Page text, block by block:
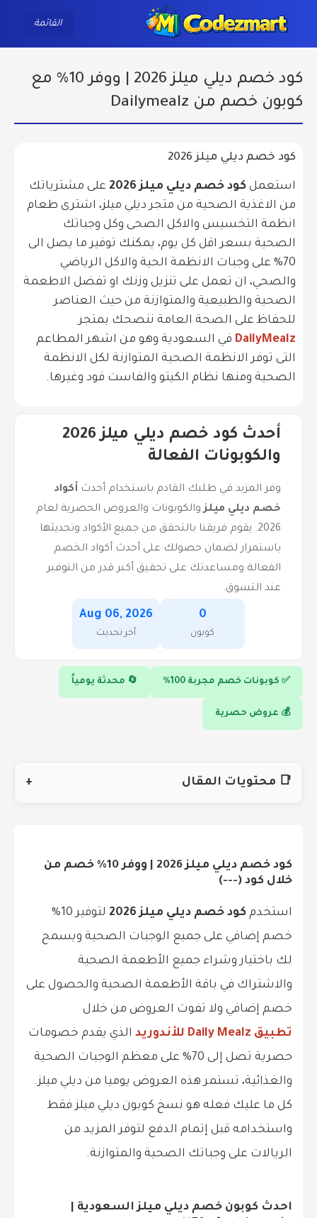
navigation
القائمة
كود خصم ديلي ميلز 2026 | ووفر 10% مع
كوبون خصم من Dailymealz
كود خصم ديلي ميلز 2026
استعمل كود خصم ديلي ميلز 2026
على مشترياتك
من الاغذية الصحية من متجر ديلي ميلز، اشترى طعام
انظمة التخسيس والاكل الصحى وكل وجباتك
الصحية بسعر اقل كل يوم، يمكنك توفير ما يصل الى
70% على وجبات الانظمة الحية والاكل الرياضي
والصحي، ان تعمل على تنزيل وزنك او تفضل الاطعمة
الصحية والطبيعية والمتوازنة من حيث العناصر
للحفاظ على الصحة العامة ننصحك بمتجر
DailyMealz في السعودية وهو من اشهر المطاعم
التى توفر الانظمة الصحية المتوازنة لكل الانظمة
الصحية ومنها نظام الكيتو والفاست فود وغيرها.
أحدث كود خصم ديلي ميلز 2026
والكوبونات الفعالة
وفر المزيد في طلبك القادم باستخدام أحدث أكواد
خصم ديلي ميلزوالكوبونات والعروض الحصرية لعام
2026. يقوم فريقنا بالتحقق من جميع الأكواد وتحديثها
باستمرار لضمان حصولك على أحدث أكواد الخصم
الفعالة ومساعدتك على تحقيق أكبر قدر من التوفير
عند التسوق.
0
كوبون
Aug 06, 2026
أخر تحديث
✅ كوبونات خصم مجربة 100% 🔄 محدثة يومياً
💰 عروض حصرية
📑 محتويات المقال +
كود خصم ديلي ميلز 2026 | ووفر 10% خصم من
خلال كود (---)
استخدم كود خصم ديلي ميلز 2026
لتوفير 10%
خصم إضافي على جميع الوجبات الصحية ويسمح
لك باختيار وشراء جميع الأطعمة الصحية
والاشتراك في باقة الأطعمة الصحية والحصول على
خصم إضافي ولا تفوت العروض من خلال
تطبيق Daily Mealz للأندوريد
الذي يقدم خصومات
حصرية تصل إلى 70% على معظم الوجبات الصحية
والغذائية، تستمر هذه العروض يوميا من ديلي ميلز.
كل ما عليك فعله هو نسخ كوبون ديلي ميلز فقط
واستخدامه قبل إتمام الدفع لتوفر المزيد من
الريالات على وجباتك الصحية والمتوازنة.
احدث كوبون خصم ديلي ميلز السعودية |